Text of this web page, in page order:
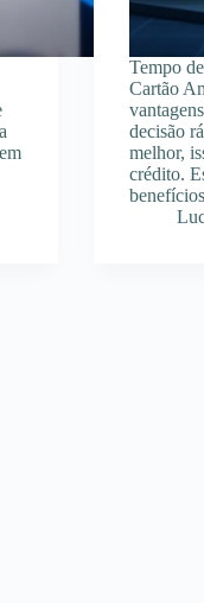
Tempo
Cartão
decisão
melhor,
crédito.